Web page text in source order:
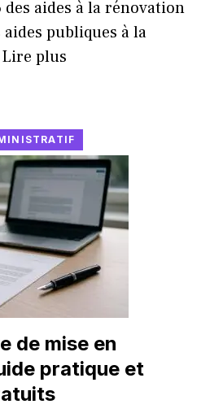
aides à la rénovation
publiques à la
Lire plus
de mise en
pratique et